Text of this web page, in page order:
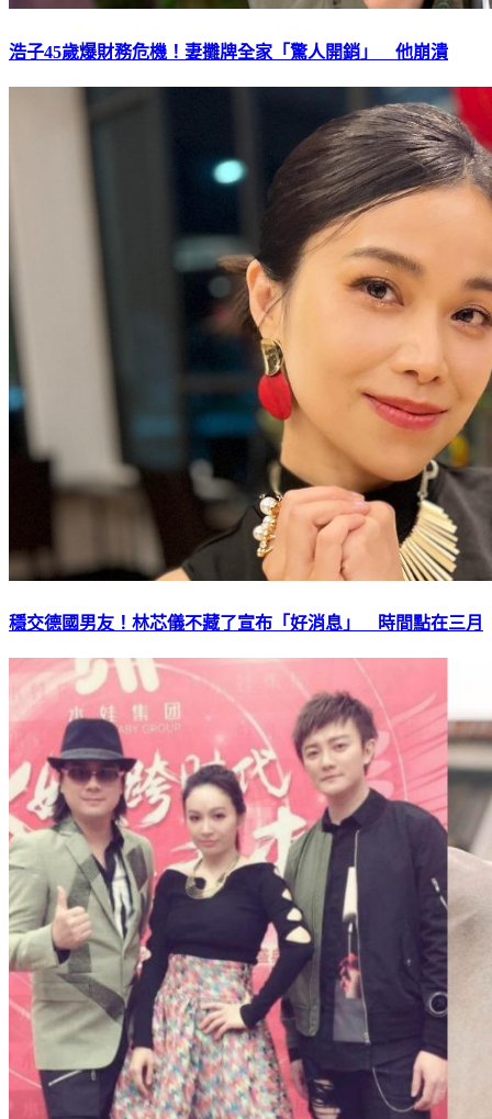
浩子45歲爆財務危機！妻攤牌全家「驚人開銷」 他崩潰
穩交德國男友！林芯儀不藏了宣布「好消息」 時間點在三月